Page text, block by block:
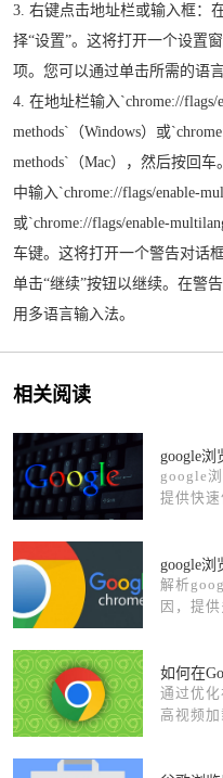
3. 右键点击地址栏或输入框：
择“设置”。这将打开一个设置
项。您可以通过单击所需的语
4. 在地址栏输入`chrome://flags/
methods`（Windows）或
methods`（Mac），然后按回
中输入`chrome://flags/enable-
或`chrome://flags/enable-
车键。这将打开一个警告对话
单击“继续”按钮以继续。在警
用多语言输入法。
相关阅读
google
google
提供快
解析
因，提
通过优
高视频